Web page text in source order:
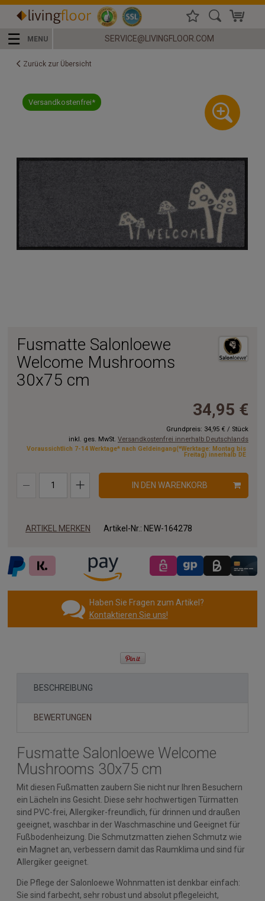
☰ MENU SERVICE@LIVINGFLOOR.COM
Zurück zur Übersicht
Versandkostenfrei*
Fusmatte Salonloewe
Welcome Mushrooms
30x75 cm
34,95 €
Grundpreis: 34,95 € / Stück
inkl. ges. MwSt. Versandkostenfrei innerhalb Deutschlands
Voraussichtlich 7-14 Werktage* nach Geldeingang(*Werktage: Montag bis
Freitag) innerhalb DE
IN DEN WARENKORB
ARTIKEL MERKEN Artikel-Nr.: NEW-164278
Haben Sie Fragen zum Artikel?
Kontaktieren Sie uns!
BESCHREIBUNG
BEWERTUNGEN
Fusmatte Salonloewe Welcome
Mushrooms 30x75 cm
Mit diesen Fußmatten zaubern Sie nicht nur Ihren Besuchern
ein Lächeln ins Gesicht. Diese sehr hochwertigen Türmatten
sind PVC-frei, Allergiker-freundlich, für drinnen und draußen
geeignet, waschbar in der Waschmaschine und Geeignet für
Fußbodenheizung. Die Schmutzmatten ziehen Schmutz wie
ein Magnet an, verbessern damit das Raumklima und sind für
Allergiker geeignet.
Die Pflege der Salonloewe Wohnmatten ist denkbar einfach:
Sie sind farbecht, sehr robust und absolut pflegeleicht,